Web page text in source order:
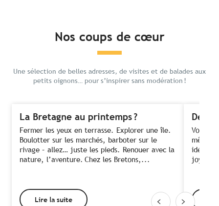
Nos coups de cœur
Une sélection de belles adresses, de visites et de balades aux
petits oignons… pour s’inspirer sans modération !
La Bretagne au printemps ?
Fermer les yeux en terrasse. Explorer une île.
Boulotter sur les marchés, barboter sur le
rivage – allez… juste les pieds. Renouer avec la
nature, l’aventure. Chez les Bretons,...
Lire la suite
Des
Voir
même
idée !